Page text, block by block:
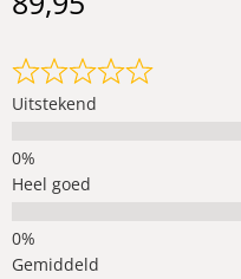
Uitstekend
Heel goed
Gemiddeld